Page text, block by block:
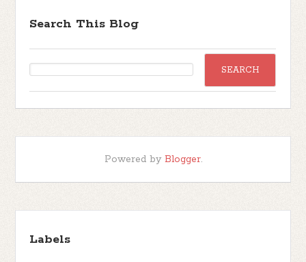
Search This Blog
Powered by Blogger.
Labels